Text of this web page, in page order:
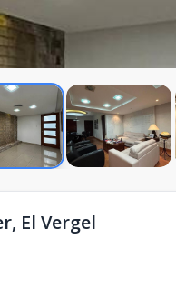
El Vergel